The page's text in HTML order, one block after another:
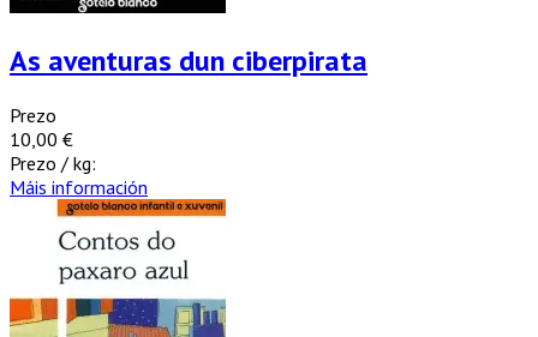
As aventuras dun ciberpirata
Prezo
10,00 €
Prezo / kg:
Máis información